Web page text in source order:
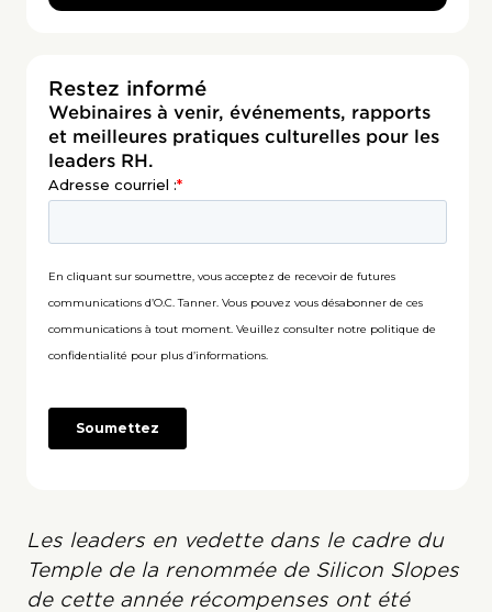
Restez informé
Webinaires à venir, événements, rapports
et meilleures pratiques culturelles pour les
leaders RH.
Les leaders en vedette dans le cadre du
Temple de la renommée de Silicon Slopes
de cette année récompenses ont été